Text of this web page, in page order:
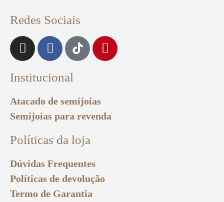
Redes Sociais
Institucional
Atacado de semijoias
Semijoias para revenda
Políticas da loja
Dúvidas Frequentes
Políticas de devolução
Termo de Garantia